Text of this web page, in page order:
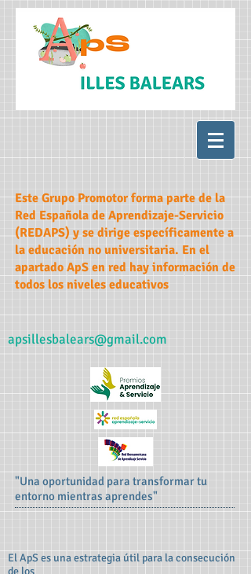
Este Grupo Promotor forma parte de la
Red Española de Aprendizaje-Servicio
(REDAPS) y se dirige específicamente a
la educación no universitaria. En el
apartado ApS en red hay información de
todos los niveles educativos
apsillesbalears@gmail.com
"Una oportunidad para transformar tu
entorno mientras aprendes"
El ApS es una estrategia útil para la consecución
de los